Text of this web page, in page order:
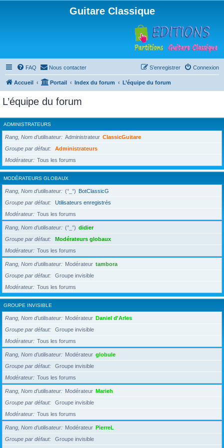
Guitare Classique
FAQ Nous contacter Connexion
S’enregistrer
Accueil Portail Index du forum L’équipe du forum
L’équipe du forum
ADMINISTRATEURS
Rang, Nom d’utilisateur Administrateur ClassicGuitare
Groupe par défaut
Administrateurs
Modérateur
Tous les forums
MODÉRATEURS GLOBAUX
Rang, Nom d’utilisateur (°_°) BotClassicG
Groupe par défaut
Utilisateurs enregistrés
Modérateur
Tous les forums
Rang, Nom d’utilisateur (°_°) didier
Groupe par défaut
Modérateurs globaux
Modérateur
Tous les forums
Rang, Nom d’utilisateur Modérateur tambora
Groupe par défaut
Groupe invisible
Modérateur
Tous les forums
GROUPE INVISIBLE
Rang, Nom d’utilisateur Modérateur Daniel d'Arles
Groupe par défaut
Groupe invisible
Modérateur
Tous les forums
Rang, Nom d’utilisateur Modérateur globule
Groupe par défaut
Groupe invisible
Modérateur
Tous les forums
Rang, Nom d’utilisateur Modérateur Marieh
Groupe par défaut
Groupe invisible
Modérateur
Tous les forums
Rang, Nom d’utilisateur Modérateur PierreL
Groupe par défaut
Groupe invisible